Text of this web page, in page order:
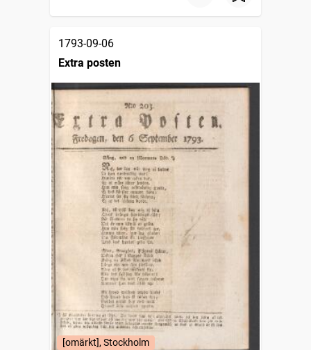
1793-09-06
Extra posten
[omärkt], Stockholm